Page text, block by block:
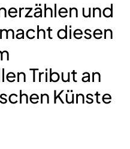
und
diesen
Tribut an
Künste